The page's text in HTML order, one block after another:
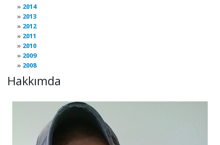
2014
2013
2012
2011
2010
2009
2008
Hakkımda